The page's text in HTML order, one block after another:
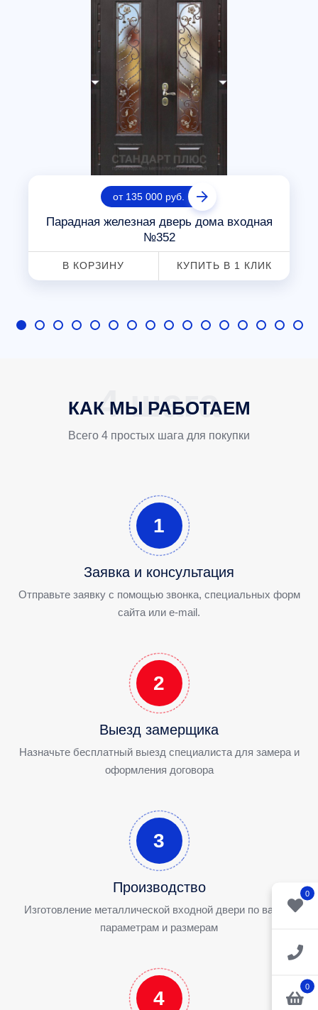
0
0
от 135 000 руб.
Парадная железная дверь дома входная
№352
В КОРЗИНУ КУПИТЬ В 1 КЛИК
КАК МЫ РАБОТАЕМ
Всего 4 простых шага для покупки
1
Заявка и консультация
Отправьте заявку с помощью звонка, специальных форм
сайта или e-mail.
2
Выезд замерщика
Назначьте бесплатный выезд специалиста для замера и
оформления договора
3
Производство
Изготовление металлической входной двери по вашим
параметрам и размерам
4